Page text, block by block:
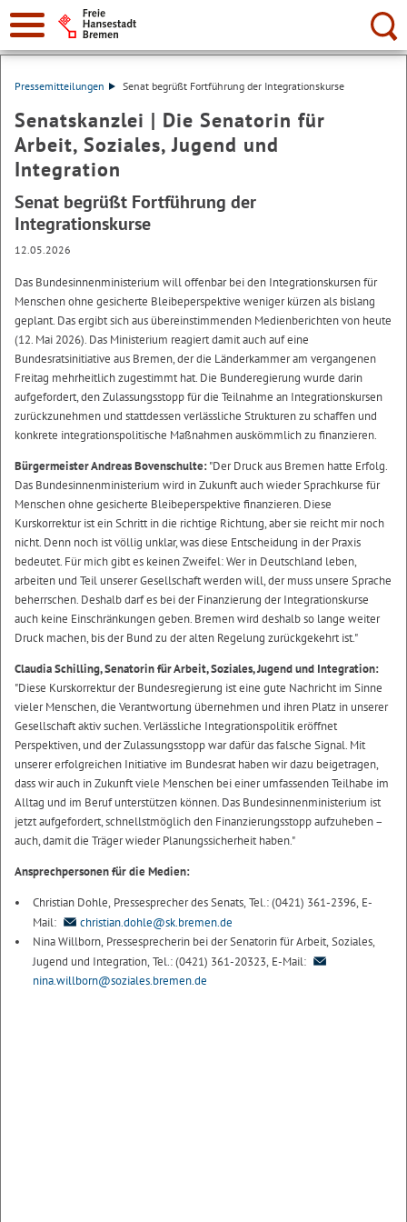
Suche:
Pressemitteilungen Senat begrüßt Fortführung der Integrationskurse
Senatskanzlei | Die Senatorin für
Arbeit, Soziales, Jugend und
Integration
Senat begrüßt Fortführung der
Integrationskurse
12.05.2026
Das Bundesinnenministerium will offenbar bei den Integrationskursen für
Menschen ohne gesicherte Bleibeperspektive weniger kürzen als bislang
geplant. Das ergibt sich aus übereinstimmenden Medienberichten von heute
(12. Mai 2026). Das Ministerium reagiert damit auch auf eine
Bundesratsinitiative aus Bremen, der die Länderkammer am vergangenen
Freitag mehrheitlich zugestimmt hat. Die Bunderegierung wurde darin
aufgefordert, den Zulassungsstopp für die Teilnahme an Integrationskursen
zurückzunehmen und stattdessen verlässliche Strukturen zu schaffen und
konkrete integrationspolitische Maßnahmen auskömmlich zu finanzieren.
Bürgermeister Andreas Bovenschulte:"Der Druck aus Bremen hatte Erfolg.
Das Bundesinnenministerium wird in Zukunft auch wieder Sprachkurse für
Menschen ohne gesicherte Bleibeperspektive finanzieren. Diese
Kurskorrektur ist ein Schritt in die richtige Richtung, aber sie reicht mir noch
nicht. Denn noch ist völlig unklar, was diese Entscheidung in der Praxis
bedeutet. Für mich gibt es keinen Zweifel: Wer in Deutschland leben,
arbeiten und Teil unserer Gesellschaft werden will, der muss unsere Sprache
beherrschen. Deshalb darf es bei der Finanzierung der Integrationskurse
auch keine Einschränkungen geben. Bremen wird deshalb so lange weiter
Druck machen, bis der Bund zu der alten Regelung zurückgekehrt ist."
Claudia Schilling, Senatorin für Arbeit, Soziales, Jugend und Integration:
"Diese Kurskorrektur der Bundesregierung ist eine gute Nachricht im Sinne
vieler Menschen, die Verantwortung übernehmen und ihren Platz in unserer
Gesellschaft aktiv suchen. Verlässliche Integrationspolitik eröffnet
Perspektiven, und der Zulassungsstopp war dafür das falsche Signal. Mit
unserer erfolgreichen Initiative im Bundesrat haben wir dazu beigetragen,
dass wir auch in Zukunft viele Menschen bei einer umfassenden Teilhabe im
Alltag und im Beruf unterstützen können. Das Bundesinnenministerium ist
jetzt aufgefordert, schnellstmöglich den Finanzierungsstopp aufzuheben –
auch, damit die Träger wieder Planungssicherheit haben."
Ansprechpersonen für die Medien:
Christian Dohle, Pressesprecher des Senats, Tel.: (0421) 361-2396, E-
Mail:
christian.dohle@sk.bremen.de
Nina Willborn, Pressesprecherin bei der Senatorin für Arbeit, Soziales,
Jugend und Integration, Tel.: (0421) 361-20323, E-Mail:
nina.willborn@soziales.bremen.de